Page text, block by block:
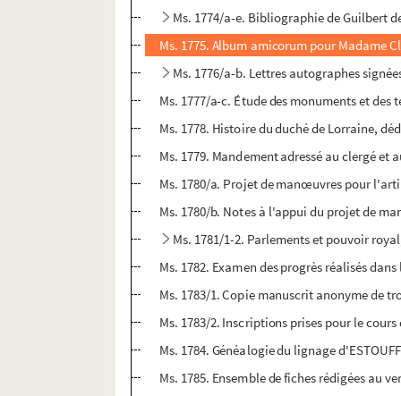
Ms. 1774/a-e. Bibliographie de Guilbert
Ms. 1775. Album amicorum pour Madame
Ms. 1776/a-b. Lettres autographes
Ms. 1777/a-c. Étude des monuments et
Ms. 1778. Histoire du duché de Lorraine,
Ms. 1779. Mandement adressé au clergé
Ms. 1780/a. Projet de manœuvres pour
Ms. 1780/b. Notes à l'appui du projet de
Ms. 1781/1-2. Parlements et pouvoir
Ms. 1782. Examen des progrès réalisés
Ms. 1783/1. Copie manuscrit anonyme de
Ms. 1783/2. Inscriptions prises pour le
Ms. 1784. Généalogie du lignage
Ms. 1785. Ensemble de fiches rédigées au